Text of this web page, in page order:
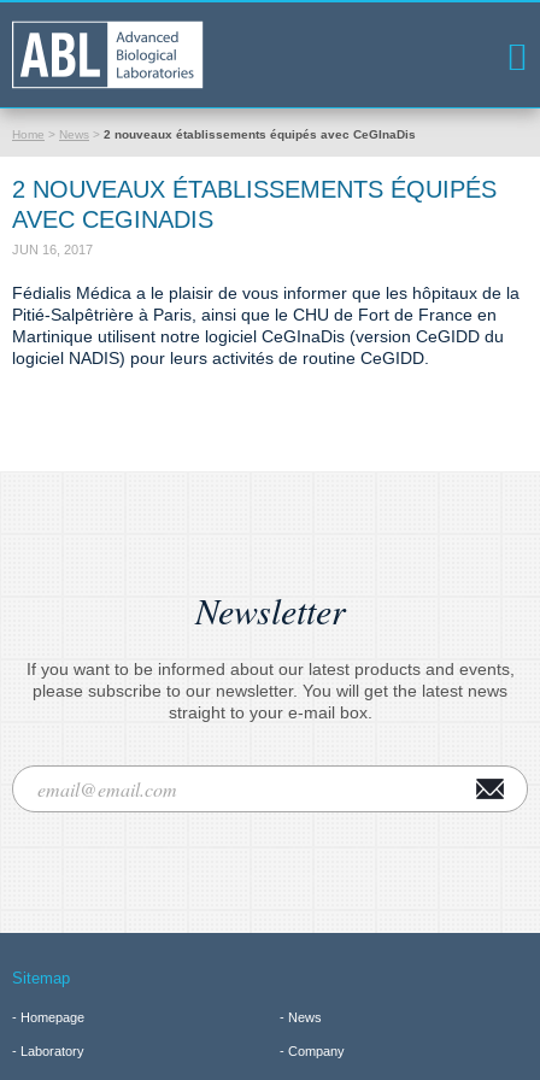
Home > News > 2 nouveaux établissements équipés avec CeGInaDis
2 NOUVEAUX ÉTABLISSEMENTS ÉQUIPÉS
AVEC CEGINADIS
JUN 16, 2017
Fédialis Médica a le plaisir de vous informer que les hôpitaux de la
Pitié-Salpêtrière à Paris, ainsi que le ​CHU de ​Fort de France en
Martinique utilisent notre logiciel CeGInaDis (version CeGIDD du
logiciel NADIS) pour leurs activités de routine CeGIDD.
Newsletter
If you want to be informed about our latest products and events,
please subscribe to our newsletter. You will get the latest news
straight to your e-mail box.
Sitemap
Homepage
Laboratory
News
Company